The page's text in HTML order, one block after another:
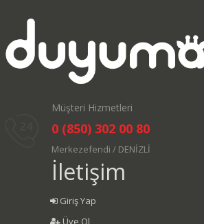
Müşteri Hizmetleri
0 (850) 302 00 80
Merkezefendi / DENİZLİ
İletişim
Giriş Yap
Üye Ol